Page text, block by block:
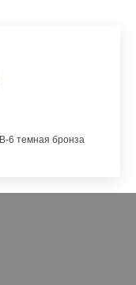
6 темная бронза